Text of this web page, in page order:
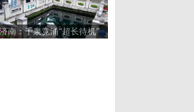
济南：千泉竞涌“超长待机”